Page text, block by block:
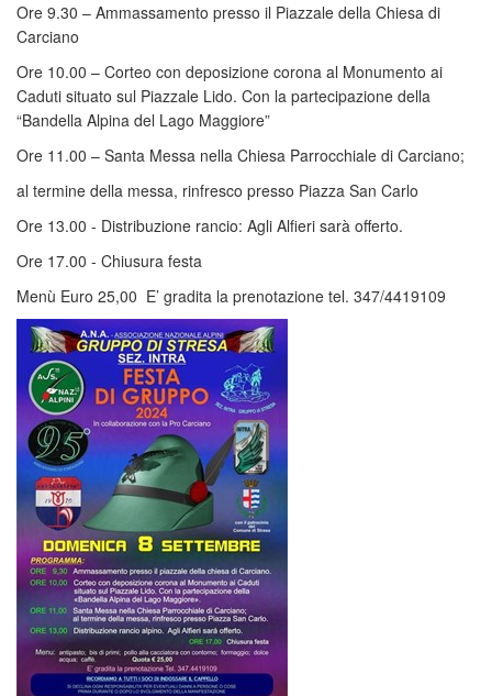
Ore 9.30 – Ammassamento presso il Piazzale della Chiesa di
Carciano
Ore 10.00 – Corteo con deposizione corona al Monumento ai
Caduti situato sul Piazzale Lido. Con la partecipazione della
“Bandella Alpina del Lago Maggiore”
Ore 11.00 – Santa Messa nella Chiesa Parrocchiale di Carciano;
al termine della messa, rinfresco presso Piazza San Carlo
Ore 13.00 - Distribuzione rancio: Agli Alfieri sarà offerto.
Ore 17.00 - Chiusura festa
Menù Euro 25,00 E’ gradita la prenotazione tel. 347/4419109